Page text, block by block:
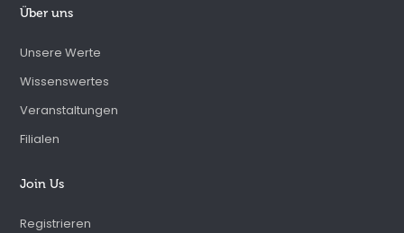
Über uns
Unsere Werte
Wissenswertes
Veranstaltungen
Filialen
Join Us
Registrieren